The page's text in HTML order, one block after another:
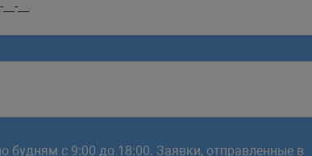
будням с 9:00 до 18:00. Заявки, отправленные в